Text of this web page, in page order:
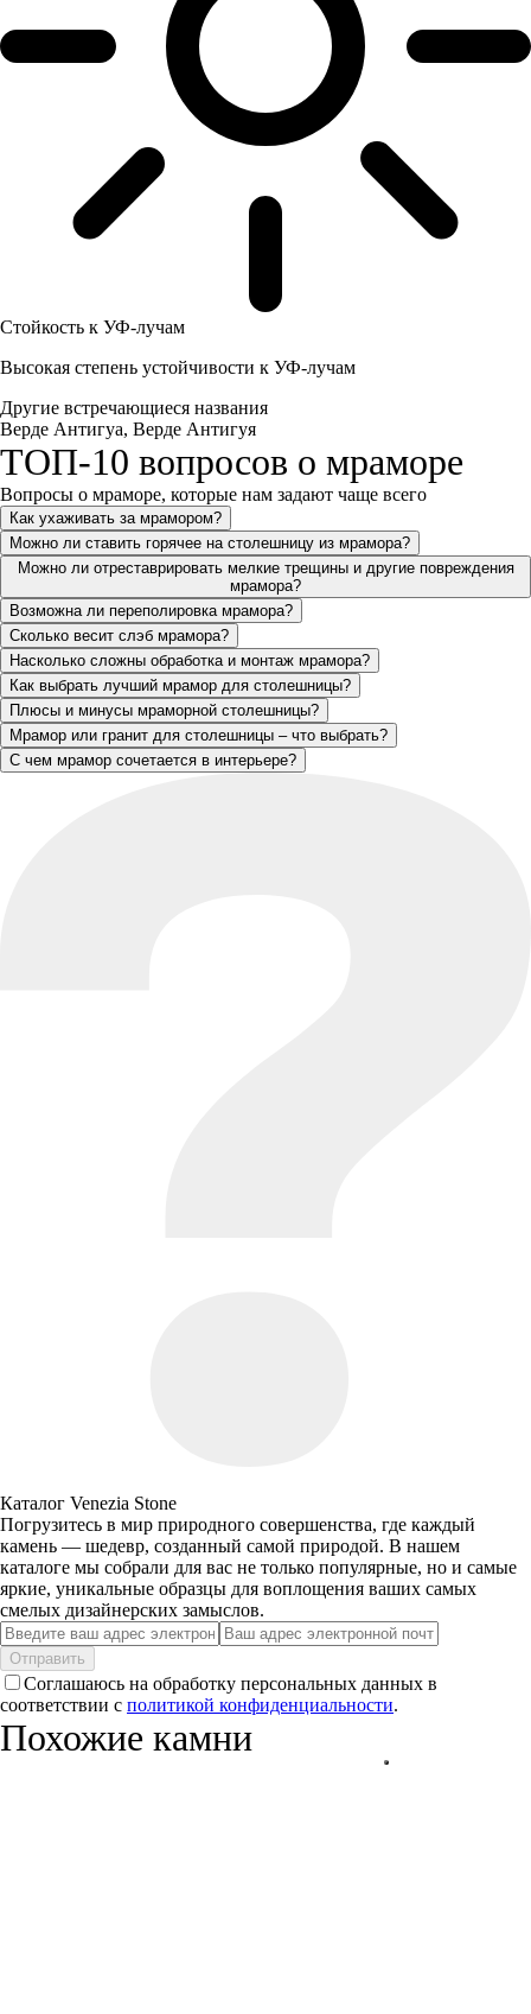
Стойкость к УФ-лучам
Высокая степень устойчивости к УФ-лучам
Другие встречающиеся названия
Верде Антигуа, Верде Антигуя
ТОП-10 вопросов о мраморе
Вопросы о мраморе, которые нам задают чаще всего
Как ухаживать за мрамором?
Можно ли ставить горячее на столешницу из мрамора?
Можно ли отреставрировать мелкие трещины и другие повреждения
мрамора?
Возможна ли переполировка мрамора?
Сколько весит слэб мрамора?
Насколько сложны обработка и монтаж мрамора?
Как выбрать лучший мрамор для столешницы?
Плюсы и минусы мраморной столешницы?
Мрамор или гранит для столешницы – что выбрать?
С чем мрамор сочетается в интерьере?
Каталог Venezia Stone
Погрузитесь в мир природного совершенства, где каждый
камень — шедевр, созданный самой природой. В нашем
каталоге мы собрали для вас не только популярные, но и самые
яркие, уникальные образцы для воплощения ваших самых
смелых дизайнерских замыслов.
Отправить
Соглашаюсь на обработку персональных данных в
соответствии с политикой конфиденциальности.
Похожие камни